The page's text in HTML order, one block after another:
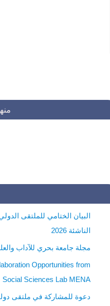
البيان الختامي للملتقى
الناشئة 2026
مجلة جامعة بحري للآداب
Opportunities from
Social Sciences Lab MENA
دعوة للمشاركة في ملتقى